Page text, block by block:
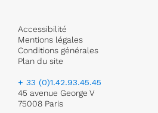
Accessibilité
Mentions légales
Conditions générales
Plan du site
+ 33 (0)1.42.93.45.45
45 avenue George V
75008 Paris